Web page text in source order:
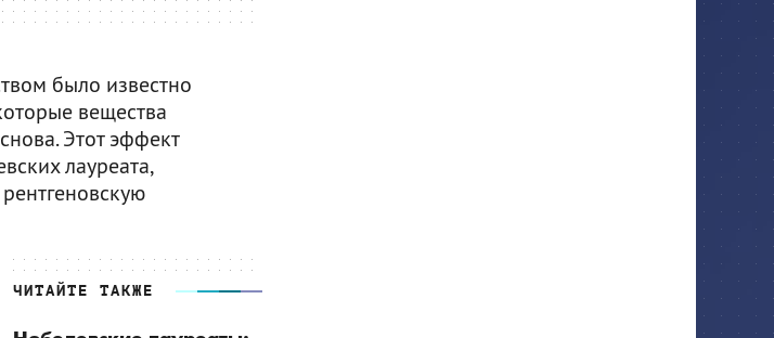
было известно
вещества
Этот эффект
лауреата,
ЧИТАЙТЕ ТАКЖЕ